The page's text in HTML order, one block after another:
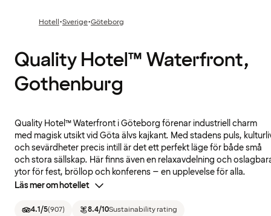
Hotell·Sverige·Göteborg
Quality Hotel™ Waterfront,
Gothenburg
Quality Hotel™ Waterfront i Göteborg förenar industriell charm
med magisk utsikt vid Göta älvs kajkant. Med stadens puls,
och sevärdheter precis intill är det ett perfekt läge för både små
och stora sällskap. Här finns även en relaxavdelning och
ytor för fest, bröllop och konferens – en upplevelse för alla.
Läs mer om hotellet
4.1/5(907) 8.4/10Sustainability rating